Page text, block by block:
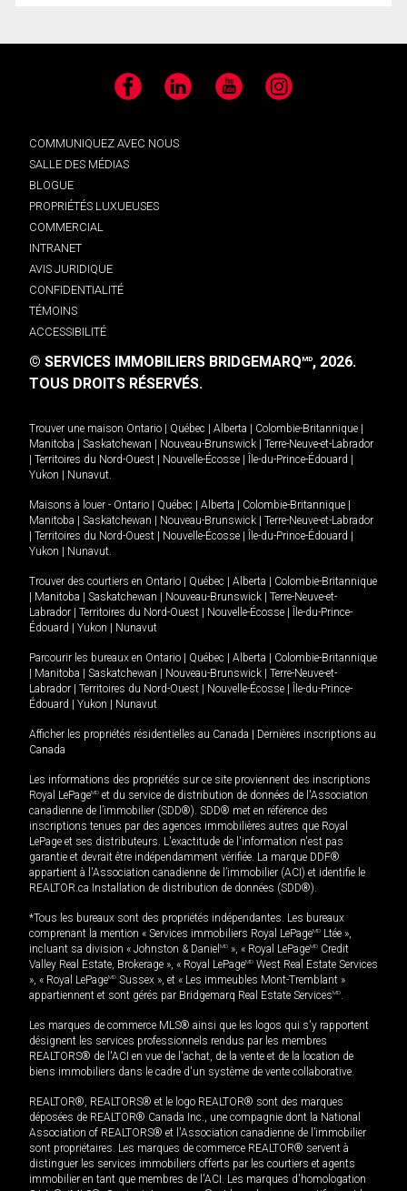
Facebook LinkedIn YouTube Instagram
COMMUNIQUEZ AVEC NOUS
SALLE DES MÉDIAS
BLOGUE
PROPRIÉTÉS LUXUEUSES
COMMERCIAL
INTRANET
AVIS JURIDIQUE
CONFIDENTIALITÉ
TÉMOINS
ACCESSIBILITÉ
© SERVICES IMMOBILIERS BRIDGEMARQMD, 2026.
TOUS DROITS RÉSERVÉS.
Trouver une maison Ontario Québec Alberta Colombie-Britannique
Manitoba
Saskatchewan Nouveau-Brunswick
Terre-Neuve-et-Labrador
Territoires du Nord-Ouest Nouvelle-Écosse Île-du-Prince-Édouard
Yukon
Nunavut.
Maisons à louer - Ontario Québec Alberta Colombie-Britannique
Manitoba
Saskatchewan Nouveau-Brunswick
Terre-Neuve-et-Labrador
Territoires du Nord-Ouest Nouvelle-Écosse Île-du-Prince-Édouard
Yukon
Nunavut.
Trouver des courtiers en Ontario Québec Alberta
Colombie-Britannique
Manitoba Saskatchewan Nouveau-Brunswick
Terre-Neuve-et-
Labrador
Territoires du Nord-Ouest Nouvelle-Écosse
Île-du-Prince-
Édouard
Yukon Nunavut
Parcourir les bureaux en Ontario Québec Alberta
Colombie-Britannique
Manitoba Saskatchewan Nouveau-Brunswick
Terre-Neuve-et-
Labrador
Territoires du Nord-Ouest Nouvelle-Écosse
Île-du-Prince-
Édouard
Yukon Nunavut
Afficher les propriétés résidentielles au Canada
Dernières inscriptions au
Canada
Les informations des propriétés sur ce site proviennent des inscriptions
Royal LePageMD et du service de distribution de données de l'Association
canadienne de l’immobilier (SDD®). SDD® met en référence des
inscriptions tenues par des agences immobilières autres que Royal
LePage et ses distributeurs. L'exactitude de l'information n'est pas
garantie et devrait être indépendamment vérifiée. La marque DDF®
appartient à l'Association canadienne de l’immobilier (ACI) et identifie le
REALTOR.ca Installation de distribution de données (SDD®).
*Tous les bureaux sont des propriétés indépendantes. Les bureaux
comprenant la mention « Services immobiliers Royal LePageMD Ltée »,
incluant sa division « Johnston & Daniel MD », « Royal LePageMD Credit
Valley Real Estate, Brokerage », « Royal LePageMD West Real Estate Services
», « Royal LePageMD Sussex », et « Les immeubles Mont-Tremblant »
appartiennent et sont gérés par Bridgemarq Real Estate ServicesMD.
Les marques de commerce MLS® ainsi que les logos qui s'y rapportent
désignent les services professionnels rendus par les membres
REALTORS® de l'ACI en vue de l'achat, de la vente et de la location de
biens immobiliers dans le cadre d'un système de vente collaborative.
REALTOR®, REALTORS® et le logo REALTOR® sont des marques
déposées de REALTOR® Canada Inc., une compagnie dont la National
Association of REALTORS® et l'Association canadienne de l’immobilier
sont propriétaires. Les marques de commerce REALTOR® servent à
distinguer les services immobiliers offerts par les courtiers et agents
immobilier en tant que membres de l'ACI. Les marques d'homologation